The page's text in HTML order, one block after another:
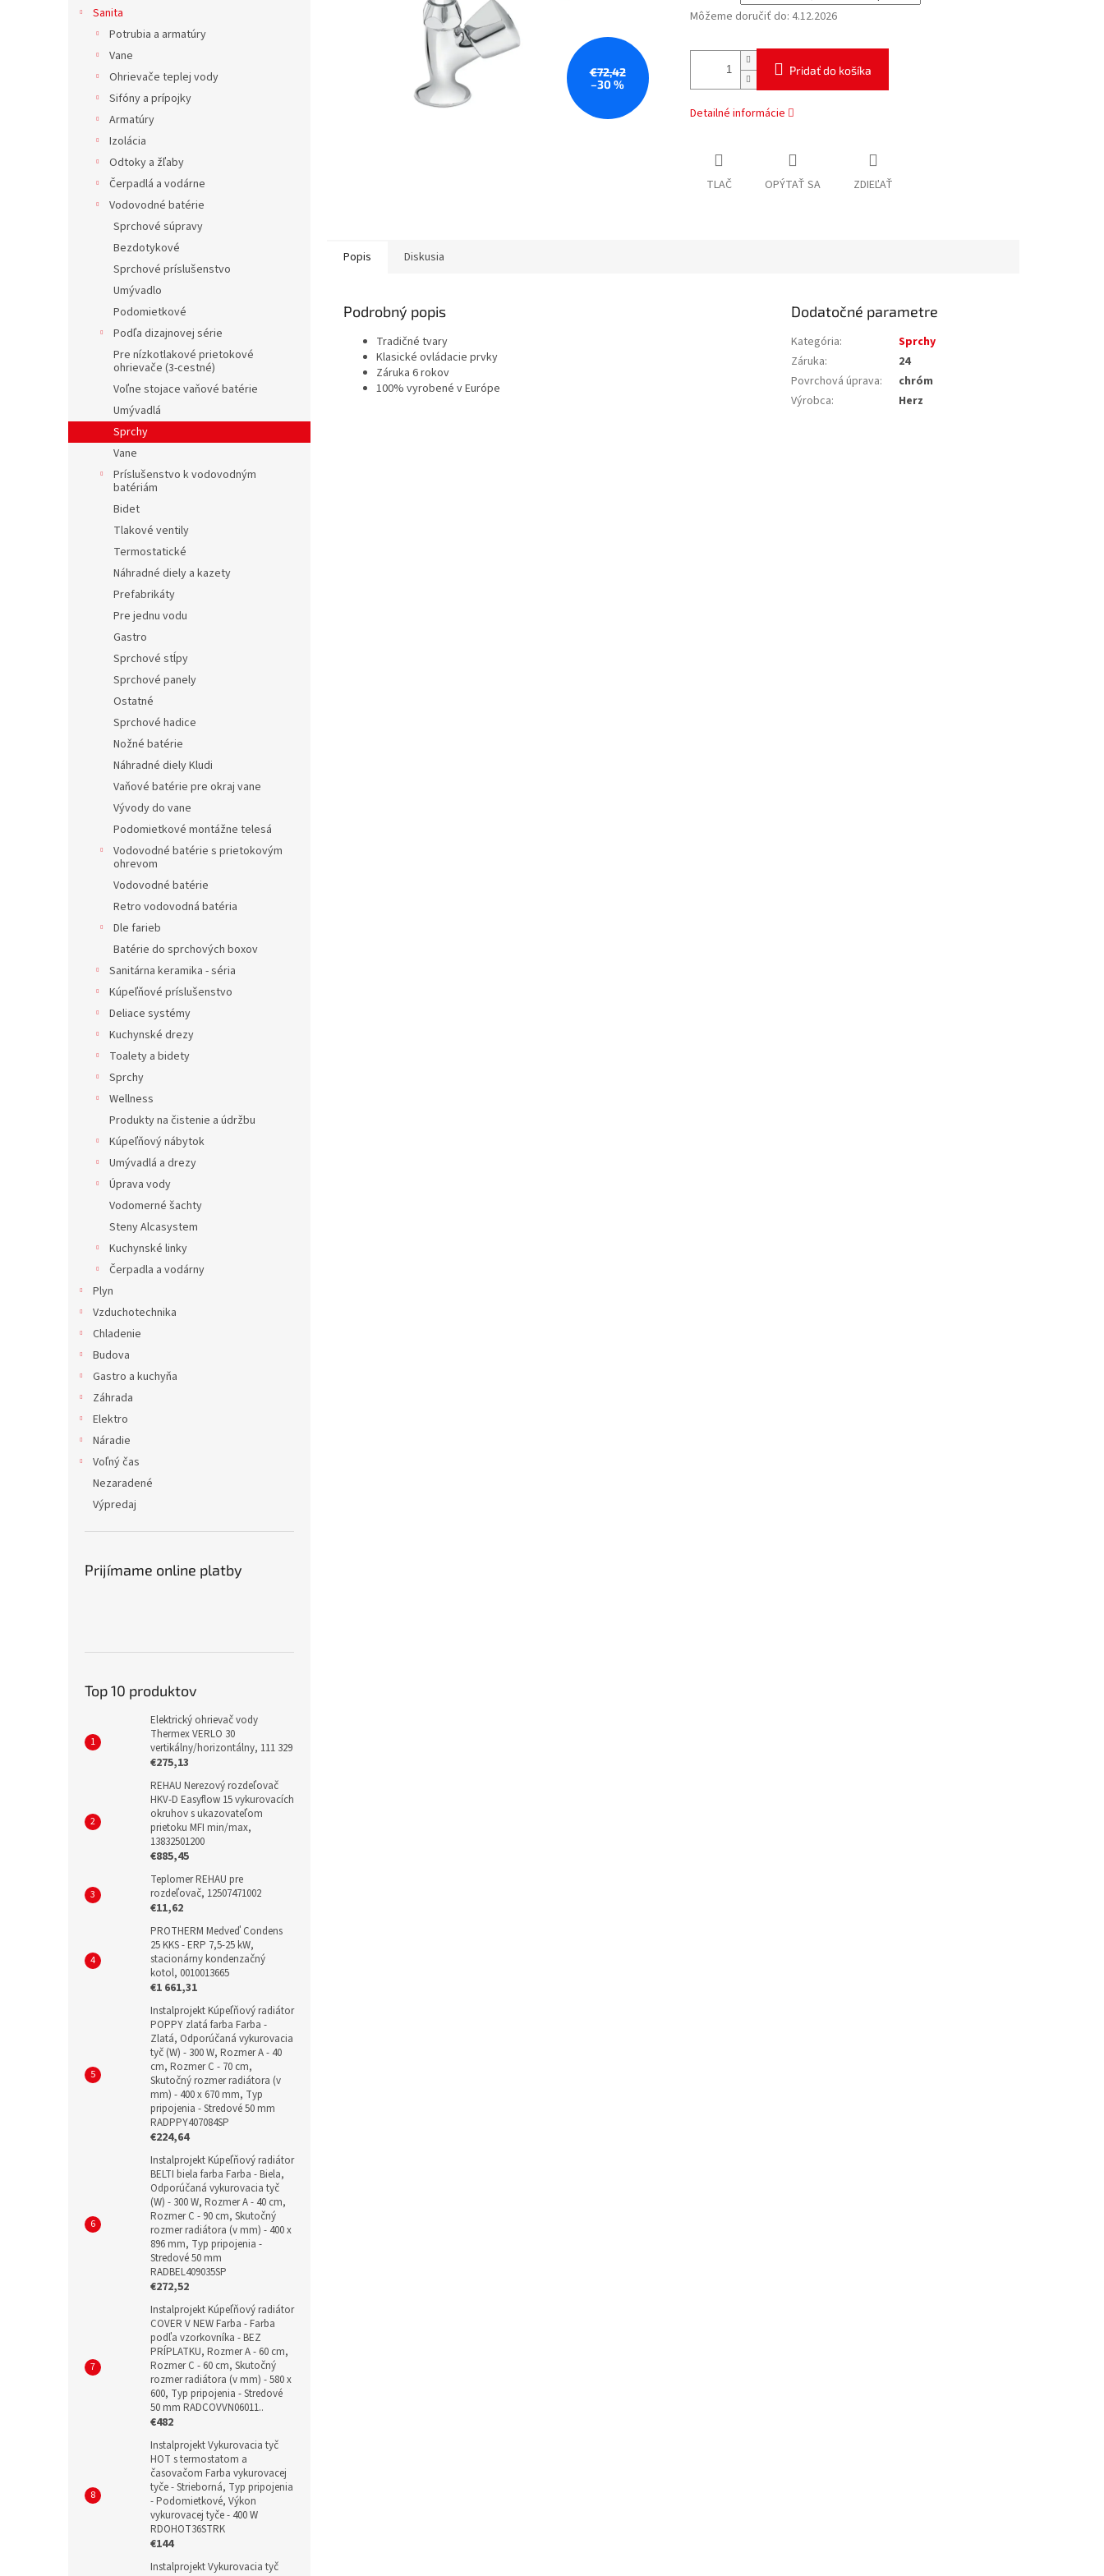
Sanita
Potrubia a armatúry
Vane
Ohrievače teplej vody
Sifóny a prípojky
Armatúry
Izolácia
Odtoky a žľaby
Čerpadlá a vodárne
Vodovodné batérie
Sprchové súpravy
Bezdotykové
Sprchové príslušenstvo
Umývadlo
Podomietkové
Podľa dizajnovej série
Pre nízkotlakové prietokové
ohrievače (3-cestné)
Voľne stojace vaňové batérie
Umývadlá
Sprchy
Vane
Príslušenstvo k vodovodným
batériám
Bidet
Tlakové ventily
Termostatické
Náhradné diely a kazety
Prefabrikáty
Pre jednu vodu
Gastro
Sprchové stĺpy
Sprchové panely
Ostatné
Sprchové hadice
Nožné batérie
Náhradné diely Kludi
Vaňové batérie pre okraj vane
Vývody do vane
Podomietkové montážne telesá
Vodovodné batérie s prietokovým
ohrevom
Vodovodné batérie
Retro vodovodná batéria
Dle farieb
Batérie do sprchových boxov
Sanitárna keramika - séria
Kúpeľňové príslušenstvo
Deliace systémy
Kuchynské drezy
Toalety a bidety
Sprchy
Wellness
Produkty na čistenie a údržbu
Kúpeľňový nábytok
Umývadlá a drezy
Úprava vody
Vodomerné šachty
Steny Alcasystem
Kuchynské linky
Čerpadla a vodárny
Plyn
Vzduchotechnika
Chladenie
Budova
Gastro a kuchyňa
Záhrada
Elektro
Náradie
Voľný čas
Nezaradené
Výpredaj
Prijímame online platby
Top 10 produktov
Elektrický ohrievač vody
Thermex VERLO 30
vertikálny/horizontálny, 111 329
€275,13
REHAU Nerezový rozdeľovač
HKV-D Easyflow 15 vykurovacích
okruhov s ukazovateľom
prietoku MFI min/max,
13832501200
€885,45
Teplomer REHAU pre
rozdeľovač, 12507471002
€11,62
PROTHERM Medveď Condens
25 KKS - ERP 7,5-25 kW,
stacionárny kondenzačný
kotol, 0010013665
€1 661,31
Instalprojekt Kúpeľňový radiátor
POPPY zlatá farba Farba -
Zlatá, Odporúčaná vykurovacia
tyč (W) - 300 W, Rozmer A - 40
cm, Rozmer C - 70 cm,
Skutočný rozmer radiátora (v
mm) - 400 x 670 mm, Typ
pripojenia - Stredové 50 mm
RADPPY407084SP
€224,64
Instalprojekt Kúpeľňový radiátor
BELTI biela farba Farba - Biela,
Odporúčaná vykurovacia tyč
(W) - 300 W, Rozmer A - 40 cm,
Rozmer C - 90 cm, Skutočný
rozmer radiátora (v mm) - 400 x
896 mm, Typ pripojenia -
Stredové 50 mm
RADBEL409035SP
€272,52
Instalprojekt Kúpeľňový radiátor
COVER V NEW Farba - Farba
podľa vzorkovníka - BEZ
PRÍPLATKU, Rozmer A - 60 cm,
Rozmer C - 60 cm, Skutočný
rozmer radiátora (v mm) - 580 x
600, Typ pripojenia - Stredové
50 mm RADCOVVN06011..
€482
Instalprojekt Vykurovacia tyč
HOT s termostatom a
časovačom Farba vykurovacej
tyče - Strieborná, Typ pripojenia
- Podomietkové, Výkon
vykurovacej tyče - 400 W
RDOHOT36STRK
€144
Instalprojekt Vykurovacia tyč
€72,42
–30 %
Môžeme doručiť do: 4.12.2026
Pridať do košíka
Detailné informácie
TLAČ OPÝTAŤ SA ZDIEĽAŤ
Popis Diskusia
Podrobný popis
Tradičné tvary
Klasické ovládacie prvky
Záruka 6 rokov
100% vyrobené v Európe
Dodatočné parametre
Kategória:
Sprchy
Záruka:
24
Povrchová úprava:
chróm
Výrobca: Herz